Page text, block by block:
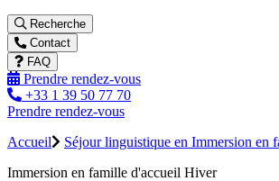
Recherche
Contact
FAQ
Prendre rendez-vous
+33 1 39 50 77 70
Prendre rendez-vous
Accueil
Séjour linguistique en Immersion en
Immersion en famille d'accueil Hiver